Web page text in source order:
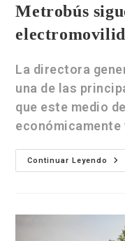
Metrobús
La directora
una de las
que este medio
económicamente
Continuar Leyendo